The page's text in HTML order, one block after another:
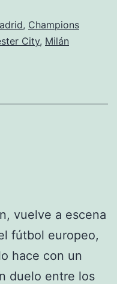
, Champions
City, Milán
vuelve a escena
fútbol europeo,
hace con un
duelo entre los